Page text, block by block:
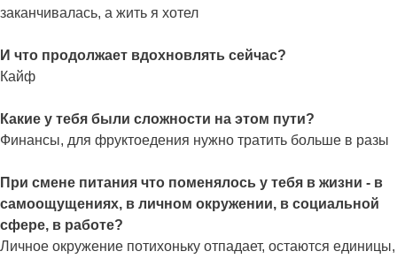
заканчивалась, а жить я хотел
И что продолжает вдохновлять сейчас?
Кайф
Какие у тебя были сложности на этом пути?
Финансы, для фруктоедения нужно тратить больше в разы
При смене питания что поменялось у тебя в жизни - в
самоощущениях, в личном окружении, в социальной
сфере, в работе?
Личное окружение потихоньку отпадает, остаются единицы,